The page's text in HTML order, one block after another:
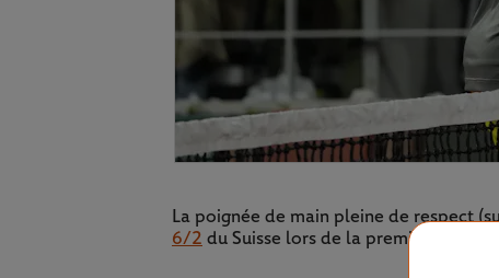
La poignée de main pleine de respect
6/2 du Suisse lors de la première